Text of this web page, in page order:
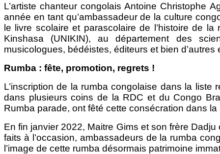
L’artiste chanteur congolais Antoine Christophe
année en tant qu’ambassadeur de la culture
le livre scolaire et parascolaire de l’histoire de
Kinshasa (UNIKIN), au département des
musicologues, bédéistes, éditeurs et bien d’autres
Rumba : fête, promotion, regrets !
L’inscription de la rumba congolaise dans la liste
dans plusieurs coins de la RDC et du Congo
Rumba parade, ont fêté cette consécration dans
En fin janvier 2022, Maitre Gims et son frère
faits à l’occasion, ambassadeurs de la rumba
l’image de cette rumba désormais patrimoine